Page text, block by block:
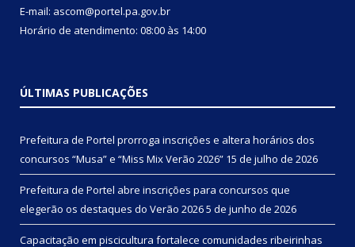
E-mail: ascom@portel.pa.gov.br
Horário de atendimento: 08:00 às 14:00
ÚLTIMAS PUBLICAÇÕES
Prefeitura de Portel prorroga inscrições e altera horários dos
concursos “Musa” e “Miss Mix Verão 2026” 15 de julho de 2026
Prefeitura de Portel abre inscrições para concursos que
elegerão os destaques do Verão 20265 de junho de 2026
Capacitação em piscicultura fortalece comunidades ribeirinhas